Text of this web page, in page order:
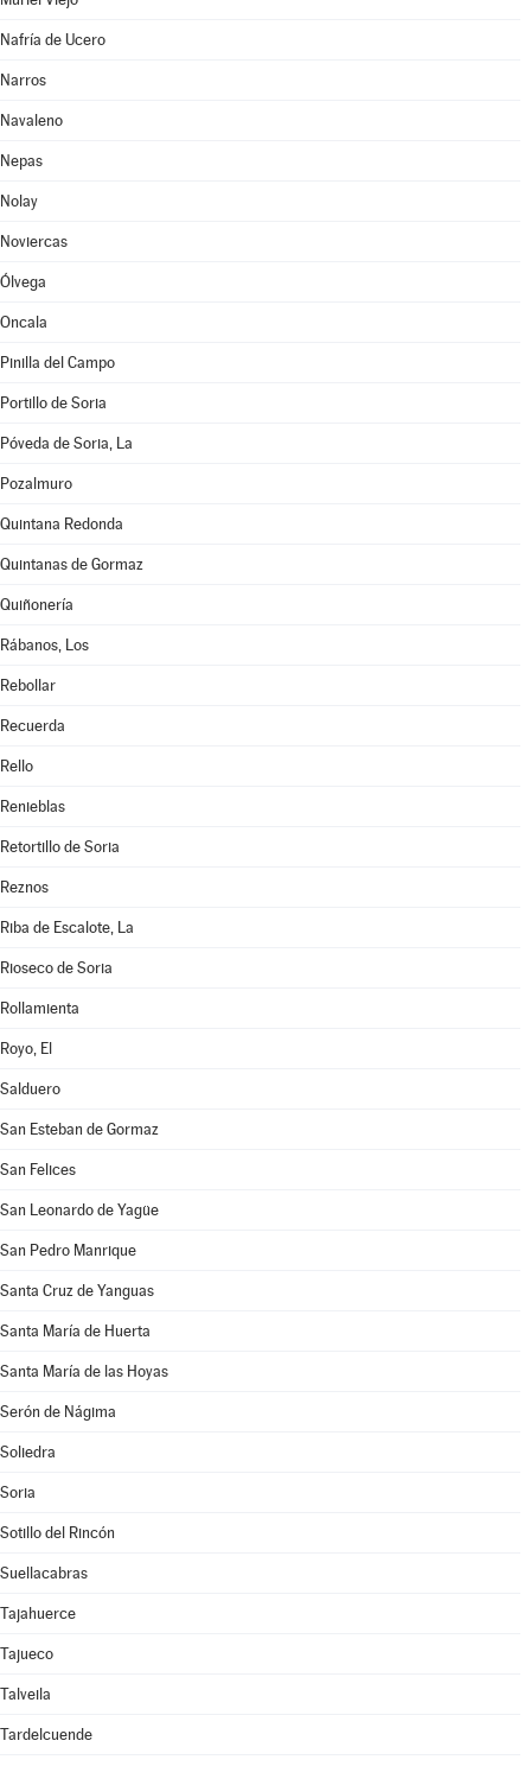
Nafría de Ucero
Narros
Navaleno
Nepas
Nolay
Noviercas
Ólvega
Oncala
Pinilla del Campo
Portillo de Soria
Póveda de Soria, La
Pozalmuro
Quintana Redonda
Quintanas de Gormaz
Quiñonería
Rábanos, Los
Rebollar
Recuerda
Rello
Renieblas
Retortillo de Soria
Reznos
Riba de Escalote, La
Rioseco de Soria
Rollamienta
Royo, El
Salduero
San Esteban de Gormaz
San Felices
San Leonardo de Yagüe
San Pedro Manrique
Santa Cruz de Yanguas
Santa María de Huerta
Santa María de las Hoyas
Serón de Nágima
Soliedra
Soria
Sotillo del Rincón
Suellacabras
Tajahuerce
Tajueco
Talveila
Tardelcuende